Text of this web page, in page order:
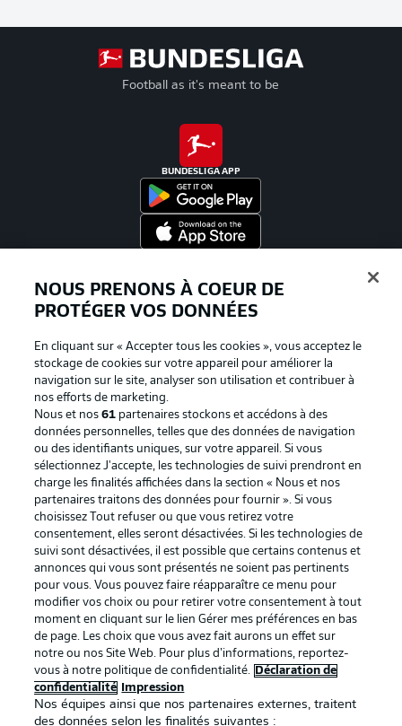
Football as it's meant to be
BUNDESLIGA APP
La publicité Conditions d’utilisation des
Mentions Légales Gérer mes préférences
Déclaration de
confidentialité
Diffuseurs
Travaux Contact
Impression Joueurs
NOUS PRENONS À COEUR DE
PROTÉGER VOS DONNÉES
En cliquant sur « Accepter tous les cookies », vous acceptez le
stockage de cookies sur votre appareil pour améliorer la
navigation sur le site, analyser son utilisation et contribuer à
nos efforts de marketing.
Nous et nos61 partenaires stockons et accédons à des
données personnelles, telles que des données de navigation
ou des identifiants uniques, sur votre appareil. Si vous
sélectionnez J'accepte, les technologies de suivi prendront en
charge les finalités affichées dans la section « Nous et nos
partenaires traitons des données pour fournir ». Si vous
choisissez Tout refuser ou que vous retirez votre
consentement, elles seront désactivées. Si les technologies de
suivi sont désactivées, il est possible que certains contenus et
annonces qui vous sont présentés ne soient pas pertinents
pour vous. Vous pouvez faire réapparaître ce menu pour
modifier vos choix ou pour retirer votre consentement à tout
moment en cliquant sur le lien Gérer mes préférences en bas
de page. Les choix que vous avez fait aurons un effet sur
notre ou nos Site Web. Pour plus d’informations, reportez-
vous à notre politique de confidentialité.
Déclaration de
confidentialité
Impression
Nos équipes ainsi que nos partenaires externes, traitent
des données selon les finalités suivantes :